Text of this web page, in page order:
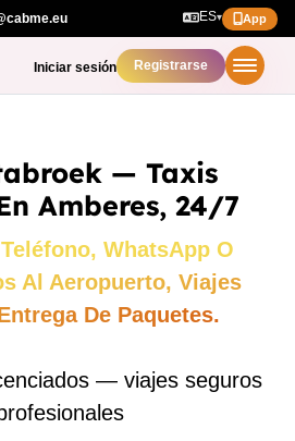
ES▾ App
Iniciar sesión Registrarse
— Taxis
Amberes, 24/7
WhatsApp O
Al Aeropuerto, Viajes
De Paquetes.
— viajes seguros